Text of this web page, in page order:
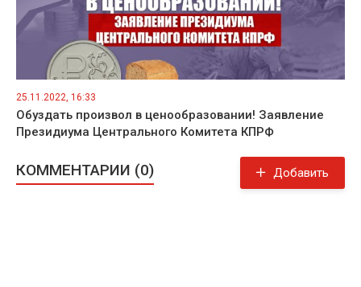
25.11.2022, 16:33
Обуздать произвол в ценообразовании! Заявление
Президиума Центрального Комитета КПРФ
КОММЕНТАРИИ (0) Добавить